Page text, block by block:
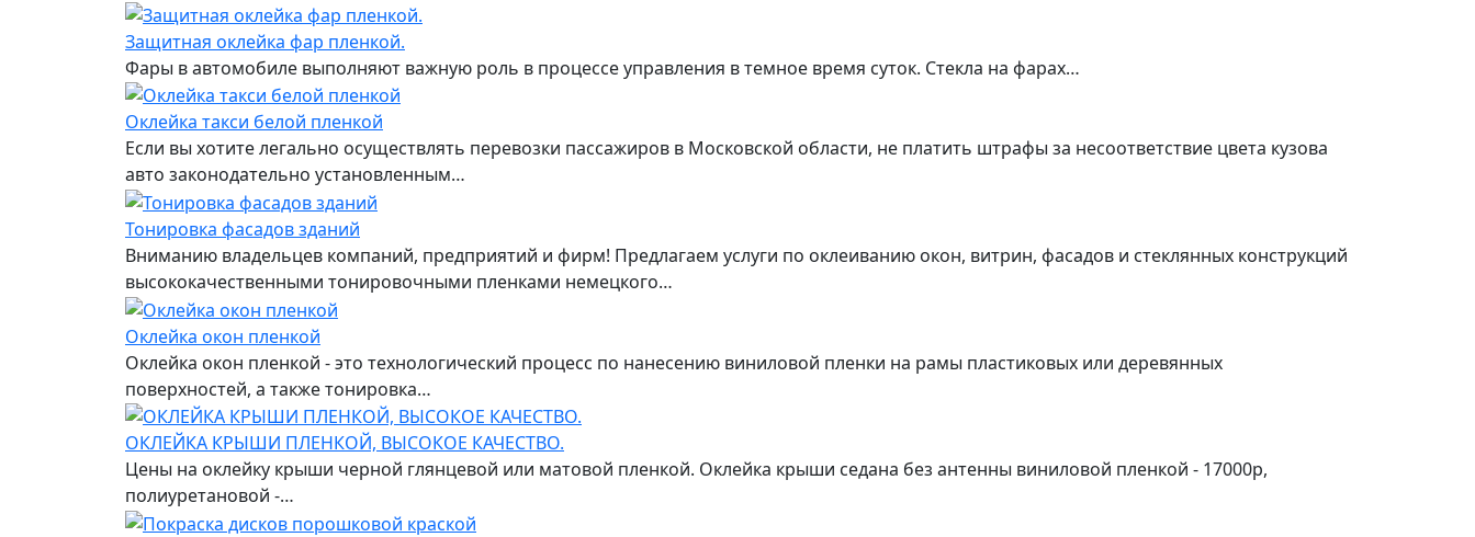
Защитная оклейка фар пленкой.
Фары в автомобиле выполняют важную роль в процессе управления в темное время суток. Стекла на фарах…
Оклейка такси белой пленкой
Если вы хотите легально осуществлять перевозки пассажиров в Московской области, не платить штрафы за несоответствие цвета кузова
авто законодательно установленным…
Тонировка фасадов зданий
Вниманию владельцев компаний, предприятий и фирм! Предлагаем услуги по оклеиванию окон, витрин, фасадов и стеклянных конструкций
высококачественными тонировочными пленками немецкого…
Оклейка окон пленкой
Оклейка окон пленкой - это технологический процесс по нанесению виниловой пленки на рамы пластиковых или деревянных
поверхностей, а также тонировка…
ОКЛЕЙКА КРЫШИ ПЛЕНКОЙ, ВЫСОКОЕ КАЧЕСТВО.
Цены на оклейку крыши черной глянцевой или матовой пленкой. Оклейка крыши седана без антенны виниловой пленкой - 17000р,
полиуретановой -…